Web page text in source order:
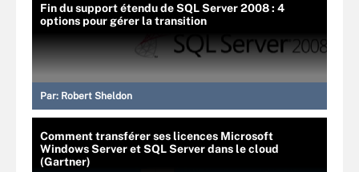
Fin du support étendu de SQL Server 2008 : 4
options pour gérer la transition
Par: Robert Sheldon
Comment transférer ses licences Microsoft
Windows Server et SQL Server dans le cloud
(Gartner)